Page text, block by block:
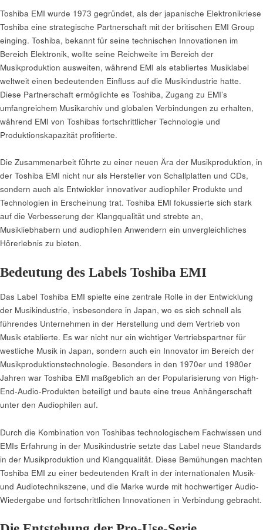
Toshiba EMI wurde 1973 gegründet, als der japanische Elektronikriese
Toshiba eine strategische Partnerschaft mit der britischen EMI Group
einging. Toshiba, bekannt für seine technischen Innovationen im
Bereich Elektronik, wollte seine Reichweite im Bereich der
Musikproduktion ausweiten, während EMI als etabliertes Musiklabel
weltweit einen bedeutenden Einfluss auf die Musikindustrie hatte.
Diese Partnerschaft ermöglichte es Toshiba, Zugang zu EMI’s
umfangreichem Musikarchiv und globalen Verbindungen zu erhalten,
während EMI von Toshibas fortschrittlicher Technologie und
Produktionskapazität profitierte.
Die Zusammenarbeit führte zu einer neuen Ära der Musikproduktion, in
der Toshiba EMI nicht nur als Hersteller von Schallplatten und CDs,
sondern auch als Entwickler innovativer audiophiler Produkte und
Technologien in Erscheinung trat. Toshiba EMI fokussierte sich stark
auf die Verbesserung der Klangqualität und strebte an,
Musikliebhabern und audiophilen Anwendern ein unvergleichliches
Hörerlebnis zu bieten.
Bedeutung des Labels Toshiba EMI
Das Label Toshiba EMI spielte eine zentrale Rolle in der Entwicklung
der Musikindustrie, insbesondere in Japan, wo es sich schnell als
führendes Unternehmen in der Herstellung und dem Vertrieb von
Musik etablierte. Es war nicht nur ein wichtiger Vertriebspartner für
westliche Musik in Japan, sondern auch ein Innovator im Bereich der
Musikproduktionstechnologie. Besonders in den 1970er und 1980er
Jahren war Toshiba EMI maßgeblich an der Popularisierung von High-
End-Audio-Produkten beteiligt und baute eine treue Anhängerschaft
unter den Audiophilen auf.
Durch die Kombination von Toshibas technologischem Fachwissen und
EMIs Erfahrung in der Musikindustrie setzte das Label neue Standards
in der Musikproduktion und Klangqualität. Diese Bemühungen machten
Toshiba EMI zu einer bedeutenden Kraft in der internationalen Musik-
und Audiotechnikszene, und die Marke wurde mit hochwertiger Audio-
Wiedergabe und fortschrittlichen Innovationen in Verbindung gebracht.